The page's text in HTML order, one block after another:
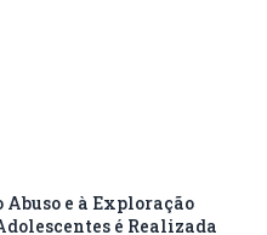
e à Exploração
é Realizada